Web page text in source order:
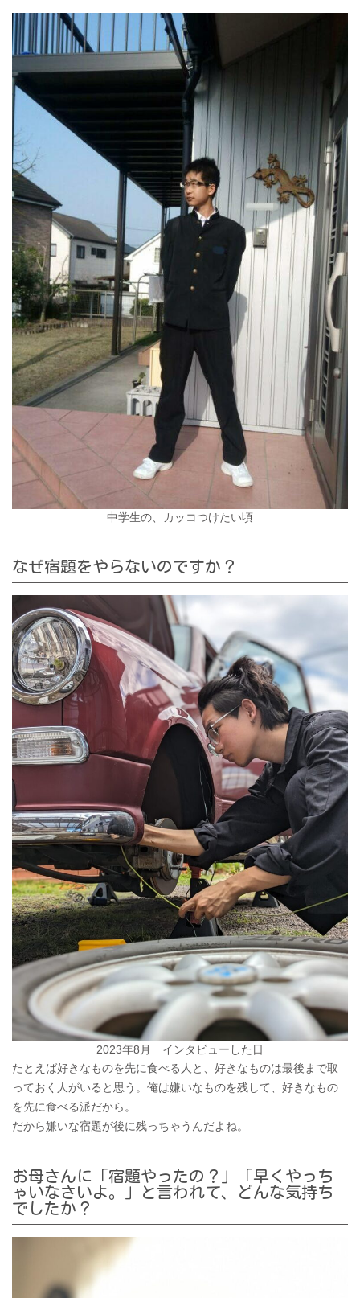
中学生の、カッコつけたい頃
なぜ宿題をやらないのですか？
2023年8月 インタビューした日
たとえば好きなものを先に食べる人と、好きなものは最後まで取
っておく人がいると思う。俺は嫌いなものを残して、好きなもの
を先に食べる派だから。
だから嫌いな宿題が後に残っちゃうんだよね。
お母さんに「宿題やったの？」「早くやっち
ゃいなさいよ。」と言われて、どんな気持ち
でしたか？